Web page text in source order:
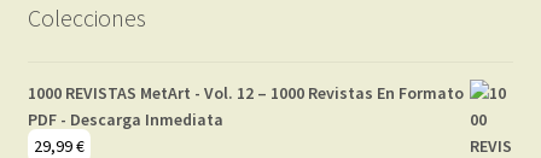
Colecciones
1000 REVISTAS MetArt - Vol. 12 – 1000 Revistas En Formato
PDF - Descarga Inmediata
29,99€